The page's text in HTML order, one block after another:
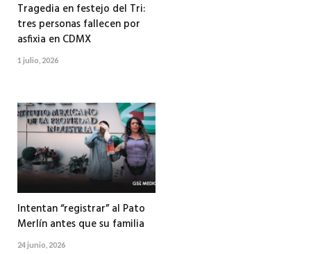
Tragedia en festejo del Tri:
tres personas fallecen por
asfixia en CDMX
1 julio, 2026
Intentan “registrar” al Pato
Merlín antes que su familia
24 junio, 2026